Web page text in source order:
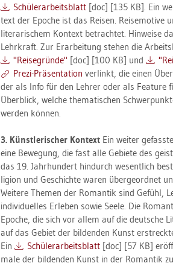
Schü­ler­ar­beits­blatt[doc] [135 KB]. Ein
text der Epo­che ist das Rei­sen.
li­te­ra­ri­schem Kon­text be­trach­tet. Hin­wei­se
Lehr­kraft. Zur Er­ar­bei­tung ste­hen die
"Rei­se­grün­de" [doc] [100 KB] und
Prezi-Prä­sen­ta­ti­on ver­linkt, die einen
der als Info für den Leh­rer oder als Fea­ture
Über­blick, wel­che the­ma­ti­schen
wer­den kön­nen.
3. Künst­le­ri­scher Kon­text Ein wei­ter
eine Be­we­gung, die fast alle Ge­bie­te des
das 19. Jahr­hun­dert hin­durch we­sent­lich
li­gi­on und Ge­schich­te waren über­ge­ord­net
Wei­te­re The­men der Ro­man­tik sind Ge­fühl,
in­di­vi­du­el­les Er­le­ben sowie Seele. Die
Epo­che, die sich vor allem auf die deut­sche
auf das Ge­biet der bil­den­den Kunst
Ein
Schü­ler­ar­beits­blatt[doc] [57 KB]
ma­le der bil­den­den Kunst in der Ro­man­tik